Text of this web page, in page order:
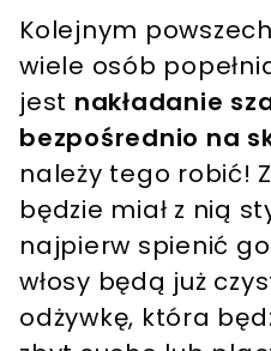
Kolejnym
wiele osób
jest nakładanie
bezpośrednio na
należy tego robić!
będzie miał z nią
najpierw spienić
włosy będą już
odżywkę, która